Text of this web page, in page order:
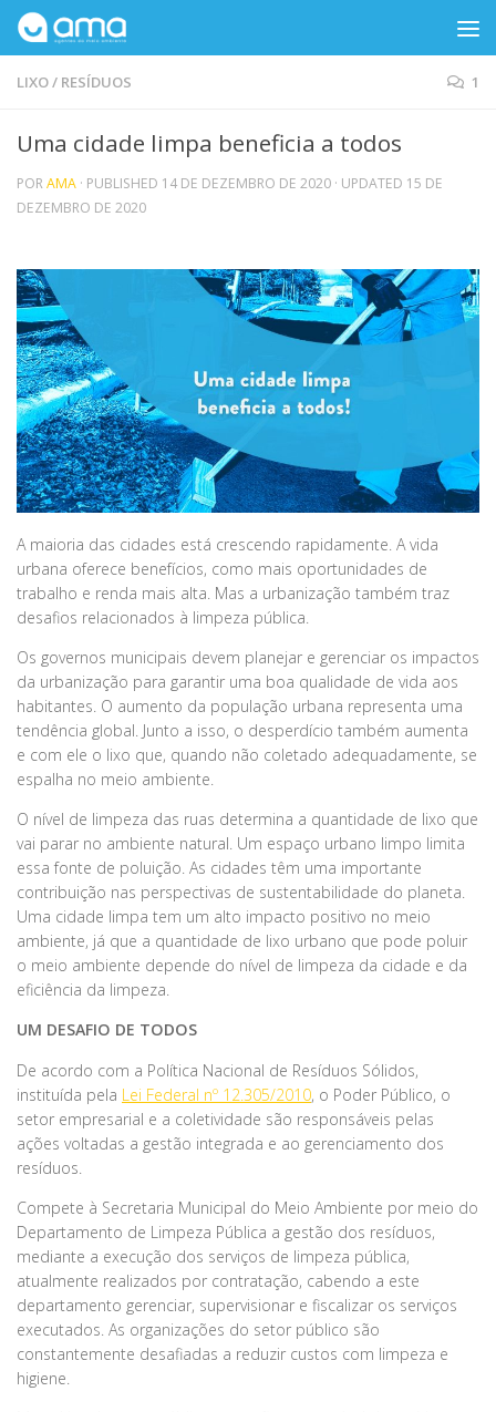
Skip to content
LIXO/ RESÍDUOS 1
Uma cidade limpa beneficia a todos
PORAMA · PUBLISHED 14 DE DEZEMBRO DE 2020 · UPDATED 15 DE
DEZEMBRO DE 2020
A maioria das cidades está crescendo rapidamente. A vida
urbana oferece benefícios, como mais oportunidades de
trabalho e renda mais alta. Mas a urbanização também traz
desafios relacionados à limpeza pública.
Os governos municipais devem planejar e gerenciar os impactos
da urbanização para garantir uma boa qualidade de vida aos
habitantes. O aumento da população urbana representa uma
tendência global. Junto a isso, o desperdício também aumenta
e com ele o lixo que, quando não coletado adequadamente, se
espalha no meio ambiente.
O nível de limpeza das ruas determina a quantidade de lixo que
vai parar no ambiente natural. Um espaço urbano limpo limita
essa fonte de poluição. As cidades têm uma importante
contribuição nas perspectivas de sustentabilidade do planeta.
Uma cidade limpa tem um alto impacto positivo no meio
ambiente, já que a quantidade de lixo urbano que pode poluir
o meio ambiente depende do nível de limpeza da cidade e da
eficiência da limpeza.
UM DESAFIO DE TODOS
De acordo com a Política Nacional de Resíduos Sólidos,
instituída pela Lei Federal nº 12.305/2010, o Poder Público, o
setor empresarial e a coletividade são responsáveis pelas
ações voltadas a gestão integrada e ao gerenciamento dos
resíduos.
Compete à Secretaria Municipal do Meio Ambiente por meio do
Departamento de Limpeza Pública a gestão dos resíduos,
mediante a execução dos serviços de limpeza pública,
atualmente realizados por contratação, cabendo a este
departamento gerenciar, supervisionar e fiscalizar os serviços
executados. As organizações do setor público são
constantemente desafiadas a reduzir custos com limpeza e
higiene.